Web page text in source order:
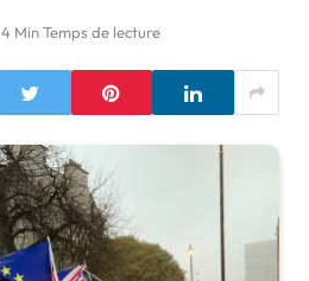
4 Min Temps de lecture